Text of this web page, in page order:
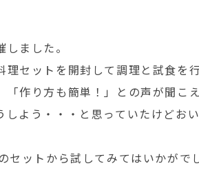
ました。
理セットを開封して調理と試食を
「作り方も簡単！」との声が聞こ
よう・・・と思っていたけどお
セットから試してみてはいかがで